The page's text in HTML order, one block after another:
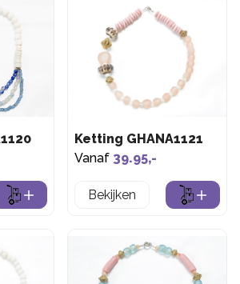
Ketting GHANA1121
Vanaf 39.95,-
Bekijken